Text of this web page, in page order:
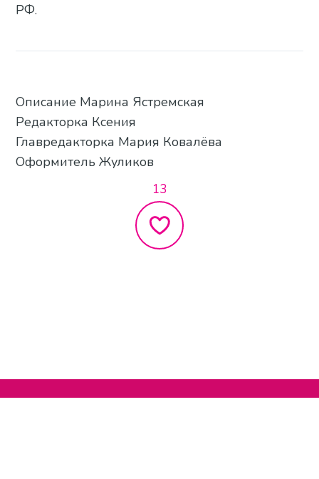
РФ.
Описание Марина Ястремская
Редакторка Ксения
Главредакторка Мария Ковалёва
Оформитель Жуликов
13